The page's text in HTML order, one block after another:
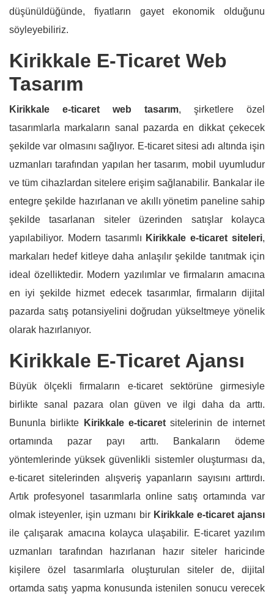
düşünüldüğünde, fiyatların gayet ekonomik olduğunu
söyleyebiliriz.
Kirikkale E-Ticaret Web
Tasarım
Kirikkale e-ticaret web tasarım, şirketlere özel
tasarımlarla markaların sanal pazarda en dikkat çekecek
şekilde var olmasını sağlıyor. E-ticaret sitesi adı altında işin
uzmanları tarafından yapılan her tasarım, mobil uyumludur
ve tüm cihazlardan sitelere erişim sağlanabilir. Bankalar ile
entegre şekilde hazırlanan ve akıllı yönetim paneline sahip
şekilde tasarlanan siteler üzerinden satışlar kolayca
yapılabiliyor. Modern tasarımlı Kirikkale e-ticaret siteleri,
markaları hedef kitleye daha anlaşılır şekilde tanıtmak için
ideal özelliktedir. Modern yazılımlar ve firmaların amacına
en iyi şekilde hizmet edecek tasarımlar, firmaların dijital
pazarda satış potansiyelini doğrudan yükseltmeye yönelik
olarak hazırlanıyor.
Kirikkale E-Ticaret Ajansı
Büyük ölçekli firmaların e-ticaret sektörüne girmesiyle
birlikte sanal pazara olan güven ve ilgi daha da arttı.
Bununla birlikte
Kirikkale e-ticaretsitelerinin de internet
ortamında pazar payı arttı. Bankaların ödeme
yöntemlerinde yüksek güvenlikli sistemler oluşturması da,
e-ticaret sitelerinden alışveriş yapanların sayısını arttırdı.
Artık profesyonel tasarımlarla online satış ortamında var
olmak isteyenler, işin uzmanı bir Kirikkale e-ticaret ajansı
ile çalışarak amacına kolayca ulaşabilir. E-ticaret yazılım
uzmanları tarafından hazırlanan hazır siteler haricinde
kişilere özel tasarımlarla oluşturulan siteler de, dijital
ortamda satış yapma konusunda istenilen sonucu verecek